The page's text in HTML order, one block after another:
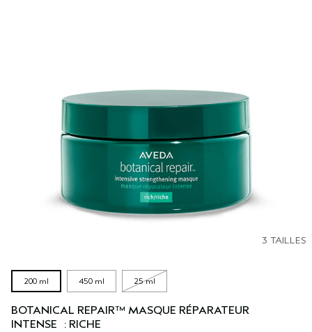
3 TAILLES
200 ml 450 ml 25 ml
BOTANICAL REPAIR™ MASQUE RÉPARATEUR
INTENSE : RICHE